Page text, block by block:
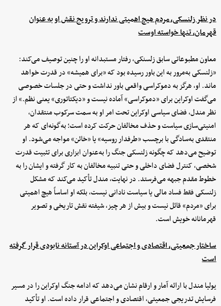
در نظر زلنسکی، مردم هیچ اهمیتی ندارند و ترویج نقش او به عنوان
قهرمان، تنها خواسته اوست
معاون مطبوعاتی سابق زلسنکی، رفتار مستبدانه او را چنین توصیف می‌کند:
«زلنسکی به‌مرور به این باور رسیده بود که «برای همیشه» در قدرت خواهد
ماند. او، هرگز به دموکراسی واقعی باور نداشت و حتی در جلسات خصوصی
می‌گفت اوکراین برای «دموکراسی» آماده نیست و «دیکتاتوری» یعنی نظم.» از
نظر مندل، فضای سیاسی اوکراین تحت امر او به سمت سرکوب منتقدان،
امنیتی‌سازی سیاست و حذف مخالفان حرکت کرده است؛ به‌گونه‌ای که هر
منتقدی به‌سادگی با برچسب «طرفدار روسیه» یا «خائن» مواجه می‌شود. او
توضیح می‌دهد که چگونه زلنسکی جنگ را به‌عنوان ابزاری برای تثبیت قدرت
شخصی، کنترل فضای داخلی و حتی تنبیه مخالفان به کار گرفته و ایشان را به
خطوط مقدم جبهه می‌فرستد. در نهایت، مندل تأکید می‌کند که مشکل
زلنسکی فقط فساد مالی یا سیاست نادانی نیست، بلکه او اساساً هیچ اهمیتی
برای «مردم» قائل نیست و بیش از هر چیز، شیفته نقش تاریخی و تصویر
قهرمانانه خویش است.
ساختار جمعیتی، اقتصادی و اجتماعی اوکراین در آستانه نابودی قرار گرفته
است
یولیا مندل با ارائه آمار و ارقام نشان می‌دهد که ادامه جنگ اوکراین را در مسیر
فرسایش تدریجی جمعیتی، اقتصادی و اجتماعی قرار داده است. او تأکید